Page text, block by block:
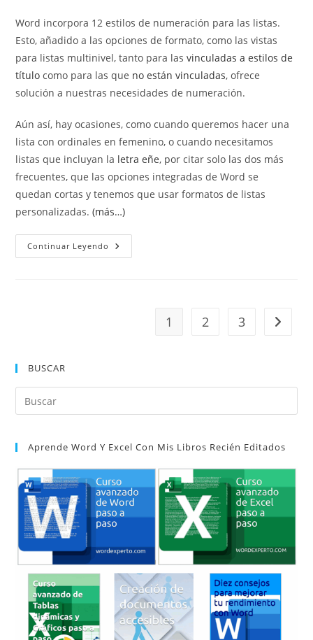
entrada:
entrada:
Word incorpora 12 estilos de numeración para las listas.
Esto, añadido a las opciones de formato, como las vistas
para listas multinivel, tanto para lasvinculadas a estilos de
título como para las que no están vinculadas, ofrece
solución a nuestras necesidades de numeración.
Aún así, hay ocasiones, como cuando queremos hacer una
lista con ordinales en femenino, o cuando necesitamos
listas que incluyan la letra eñe, por citar solo las dos más
frecuentes, que las opciones integradas de Word se
quedan cortas y tenemos que usar formatos de listas
personalizadas.(más…)
Continuar Leyendo Formatos
De
1 2 3 Ir a la
BUSCAR
Aprende Word Y Excel Con Mis Libros Recién Editados